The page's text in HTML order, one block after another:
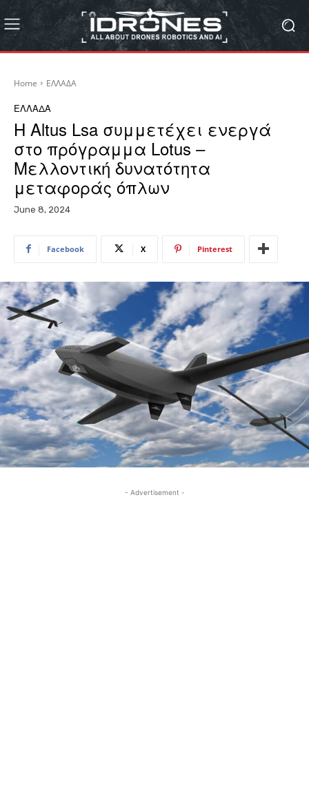
Home ΕΛΛΑΔΑ
ΕΛΛΑΔΑ
Η Altus Lsa συμμετέχει ενεργά
στο πρόγραμμα Lotus –
Μελλοντική δυνατότητα
μεταφοράς όπλων
June 8, 2024
Facebook X Pinterest
- Advertisement -